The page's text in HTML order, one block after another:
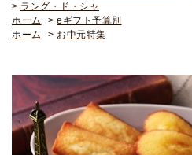
> ラング・ド・シャ
ホーム
> eギフト予算別
ホーム
> お中元特集